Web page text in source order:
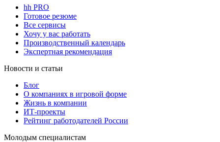
hh PRO
Готовое резюме
Все сервисы
Хочу у вас работать
Производственный календарь
Экспертная рекомендация
Новости и статьи
Блог
О компаниях в игровой форме
Жизнь в компании
ИТ-проекты
Рейтинг работодателей России
Молодым специалистам